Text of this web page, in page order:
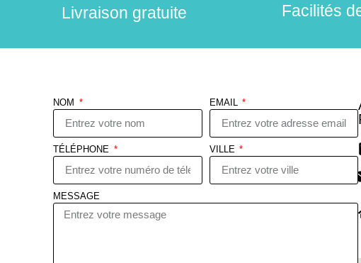
Livraison gratuite Facilités
NOM EMAIL
TÉLÉPHONE VILLE
MESSAGE